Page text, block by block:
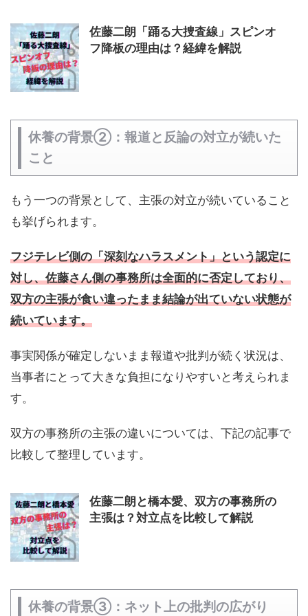
佐藤二朗「踊る大捜査線」スピンオ
フ降板の理由は？経緯を解説
休養の背景②：報道と反論の対立が続いた
こと
もう一つの背景として、主張の対立が続いていること
も挙げられます。
フジテレビ側の「深刻なハラスメント」という認定に
対し、佐藤さん側の事務所は全面的に否定しており、
双方の主張が食い違ったまま結論が出ていない状態が
続いています。
事実関係が確定しないまま報道や批判が続く状況は、
当事者にとって大きな負担になりやすいと考えられま
す。
双方の事務所の主張の違いについては、下記の記事で
比較して整理しています。
佐藤二朗と橋本愛、双方の事務所の
主張は？対立点を比較して解説
休養の背景③：ネット上の批判の広がり